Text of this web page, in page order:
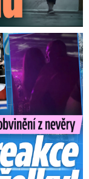
manželky!